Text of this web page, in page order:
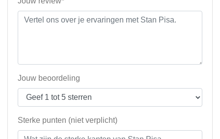
Jouw beoordeling
Sterke punten (niet verplicht)